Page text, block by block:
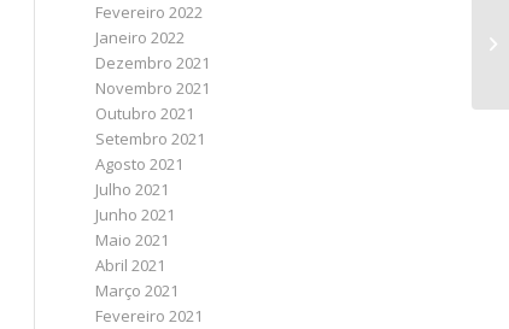
Fevereiro 2022
Janeiro 2022
Dezembro 2021
Novembro 2021
Outubro 2021
Setembro 2021
Agosto 2021
Julho 2021
Junho 2021
Maio 2021
Abril 2021
Março 2021
Fevereiro 2021